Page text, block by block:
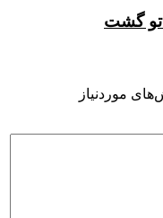
تو گشت
موردنیاز